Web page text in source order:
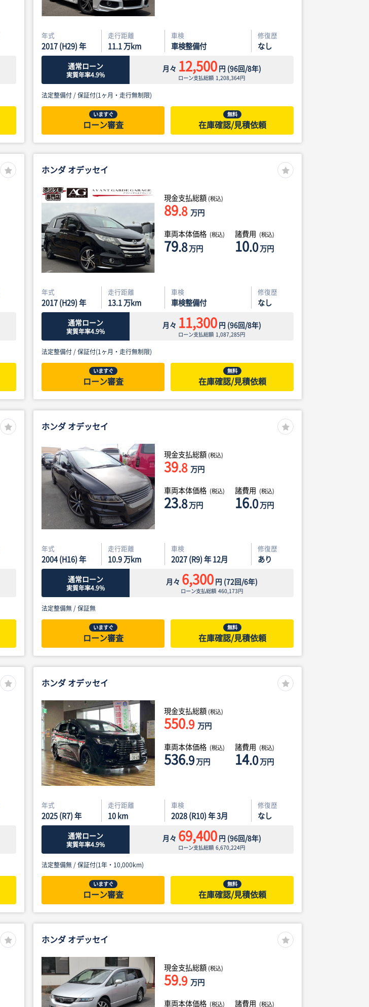
年式
2017 (H29) 年
走行距離
11.1万km
車検
車検整備付
修復歴
なし
通常ローン
実質年率4.9%
月々 12,500円 (96回/8年)
ローン支払総額 1,208,364円
法定整備付 /保証付(1ヶ月・走行無制限)
いますぐ
ローン審査
無料
在庫確認/見積依頼
ホンダ オデッセイ
現金支払総額 (税込)
89.8 万円
車両本体価格 (税込)
79.8万円
諸費用 (税込)
10.0万円
年式
2017 (H29) 年
走行距離
13.1万km
車検
車検整備付
修復歴
なし
通常ローン
実質年率4.9%
月々 11,300円 (96回/8年)
ローン支払総額 1,087,285円
法定整備付 /保証付(1ヶ月・走行無制限)
いますぐ
ローン審査
無料
在庫確認/見積依頼
ホンダ オデッセイ
現金支払総額 (税込)
39.8 万円
車両本体価格 (税込)
23.8万円
諸費用 (税込)
16.0万円
年式
2004 (H16) 年
走行距離
10.9万km
車検
2027 (R9) 年 12月
修復歴
あり
通常ローン
実質年率4.9%
月々 6,300円 (72回/6年)
ローン支払総額 460,173円
法定整備無 /保証無
いますぐ
ローン審査
無料
在庫確認/見積依頼
ホンダ オデッセイ
現金支払総額 (税込)
550.9 万円
車両本体価格 (税込)
536.9万円
諸費用 (税込)
14.0万円
年式
2025 (R7) 年
走行距離
10km
車検
2028 (R10) 年 3月
修復歴
なし
通常ローン
実質年率4.9%
月々 69,400円 (96回/8年)
ローン支払総額6,670,224円
法定整備無 /保証付(1年・10,000km)
いますぐ
ローン審査
無料
在庫確認/見積依頼
ホンダ オデッセイ
現金支払総額 (税込)
59.9 万円
車両本体価格 (税込) 諸費用 (税込)